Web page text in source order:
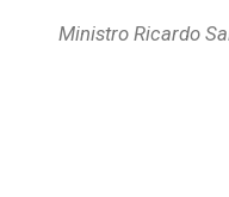
Ministro Ricardo